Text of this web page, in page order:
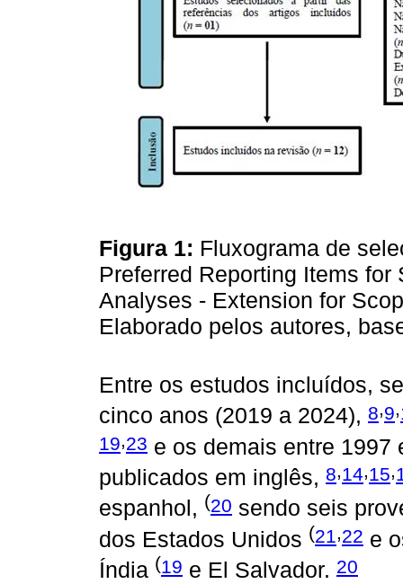
Figura 1: Fluxograma de
Preferred Reporting Items
Analyses - Extension for
Elaborado pelos autores,
Entre os estudos incluídos,
cinco anos (2019 a 2024), 8,9,
19 23 e os demais entre 1997
publicados em inglês, 8,14,15,
espanhol, (20 sendo seis
dos Estados Unidos (21 22 e
Índia (19 e El Salvador. 20